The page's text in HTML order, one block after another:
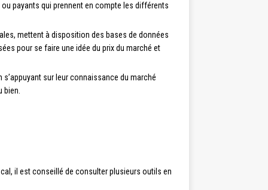
payants qui prennent en compte les différents
mettent à disposition des bases de données
pour se faire une idée du prix du marché et
sur leur connaissance du marché
il est conseillé de consulter plusieurs outils en